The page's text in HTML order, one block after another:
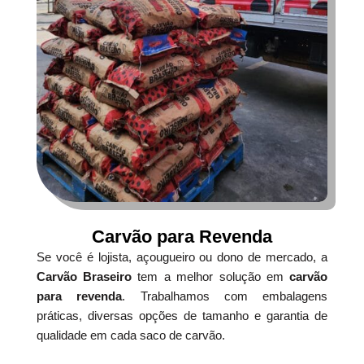
Carvão para Revenda
Se você é lojista, açougueiro ou dono de mercado, a
Carvão Braseiro tem a melhor solução emcarvão
para revenda. Trabalhamos com embalagens
práticas, diversas opções de tamanho e garantia de
qualidade em cada saco de carvão.